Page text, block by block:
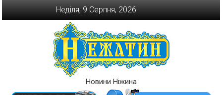
Неділя, 9 Серпня, 2026
Новини Ніжина